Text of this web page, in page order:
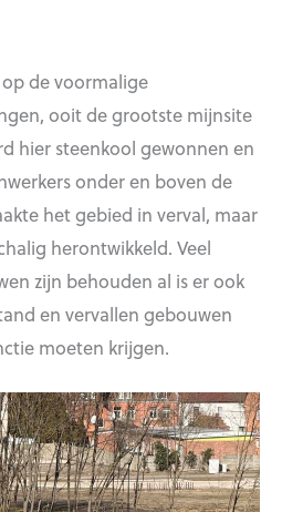
de voormalige
ooit de grootste mijnsite
hier steenkool gewonnen en
onder en boven de
het gebied in verval, maar
herontwikkeld. Veel
zijn behouden al is er ook
en vervallen gebouwen
moeten krijgen.